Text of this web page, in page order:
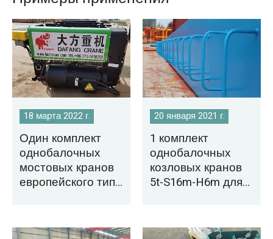
18 марта 2022 г.
Один комплект
однобалочных
мостовых кранов
европейского типа
20 января 2021 г.
1 комплект
однобалочных
козловых кранов
5t-S16m-H6m для